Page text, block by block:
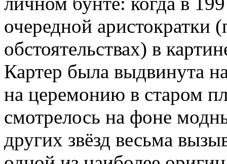
очередной аристократки
обстоятельствах) в
Картер была выдвинута
на церемонию в старом
смотрелось на фоне
других звёзд весьма